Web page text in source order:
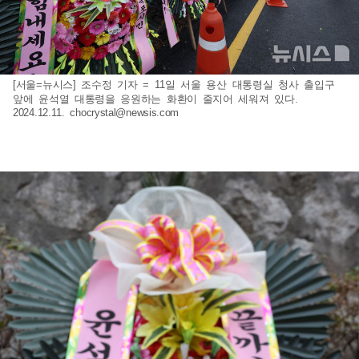
[서울=뉴시스] 조수정 기자 = 11일 서울 용산 대통령실 청사 출입구
앞에 윤석열 대통령을 응원하는 화환이 줄지어 세워져 있다.
2024.12.11.chocrystal@newsis.com